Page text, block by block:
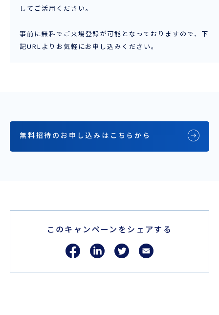
してご活用ください。
事前に無料でご来場登録が可能となっておりますので、下
記URLよりお気軽にお申し込みください。
無料招待のお申し込みはこちらから
このキャンペーンをシェアする